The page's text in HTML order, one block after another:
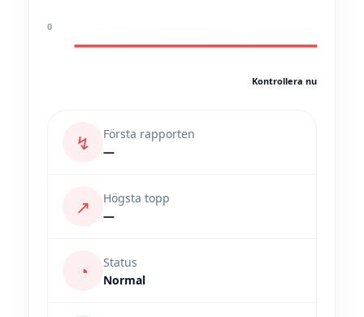
0
Kontrollera nu
↯
Första rapporten
—
↗
Högsta topp
—
◔
Status
Normal